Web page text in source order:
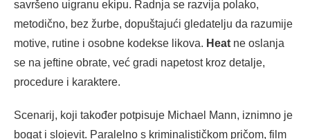
savršeno uigranu ekipu. Radnja se razvija polako,
metodično, bez žurbe, dopuštajući gledatelju da razumije
motive, rutine i osobne kodekse likova. Heat ne oslanja
se na jeftine obrate, već gradi napetost kroz detalje,
procedure i karaktere.
Scenarij, koji također potpisuje Michael Mann, iznimno je
bogat i slojevit. Paralelno s kriminalističkom pričom, film